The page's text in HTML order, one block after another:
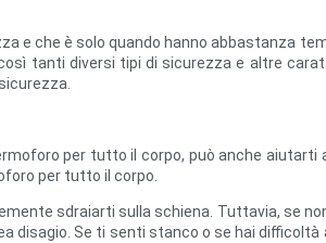
e che è solo quando hanno abbastanza
tanti diversi tipi di sicurezza e altre
per tutto il corpo, può anche aiutarti
per tutto il corpo.
sdraiarti sulla schiena. Tuttavia, se
disagio. Se ti senti stanco o se hai difficoltà